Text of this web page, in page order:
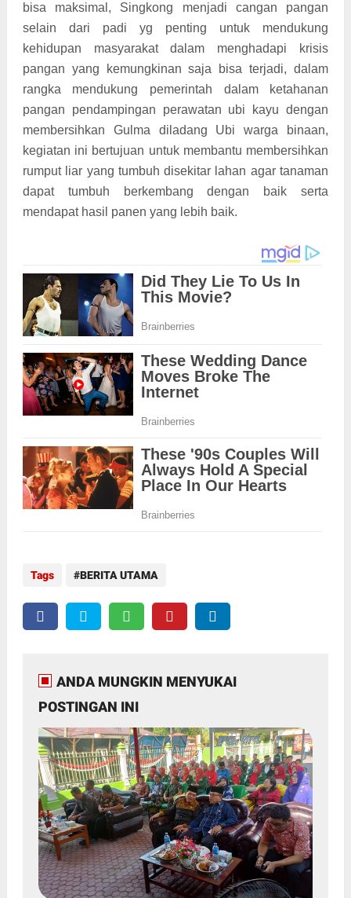
bisa maksimal, Singkong menjadi cangan pangan
selain dari padi yg penting untuk mendukung
kehidupan masyarakat dalam menghadapi krisis
pangan yang kemungkinan saja bisa terjadi, dalam
rangka mendukung pemerintah dalam ketahanan
pangan pendampingan perawatan ubi kayu dengan
membersihkan Gulma diladang Ubi warga binaan,
kegiatan ini bertujuan untuk membantu membersihkan
rumput liar yang tumbuh disekitar lahan agar tanaman
dapat tumbuh berkembang dengan baik serta
mendapat hasil panen yang lebih baik.
Tags BERITA UTAMA
ANDA MUNGKIN MENYUKAI
POSTINGAN INI